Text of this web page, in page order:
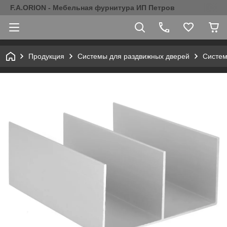
F.A.ORION - Мебельная фурнитура ИП Петров
Продукция Системы для раздвижных дверей